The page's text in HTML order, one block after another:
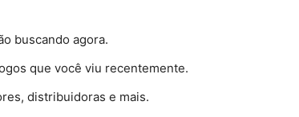
buscando agora.
que você viu recentemente.
distribuidoras e mais.